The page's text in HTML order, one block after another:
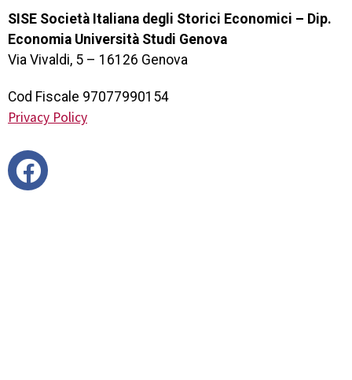
SISE Società Italiana degli Storici Economici – Dip.
Economia Università Studi Genova
Via Vivaldi, 5 – 16126 Genova
Cod Fiscale 97077990154
Privacy Policy